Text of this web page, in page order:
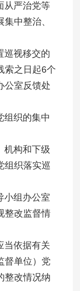
从严治党等
中整治、
巡视移交的
索之日起6个
公室反馈处
组织的集中
机构和下级
组织落实巡
小组办公室
整改监督情
当依据有关
督单位）党
整改情况纳